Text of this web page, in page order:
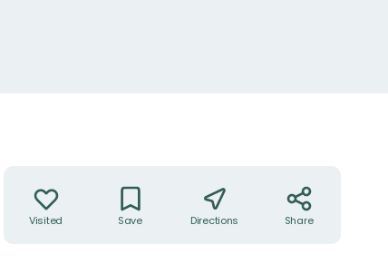
Visited Save Directions Share